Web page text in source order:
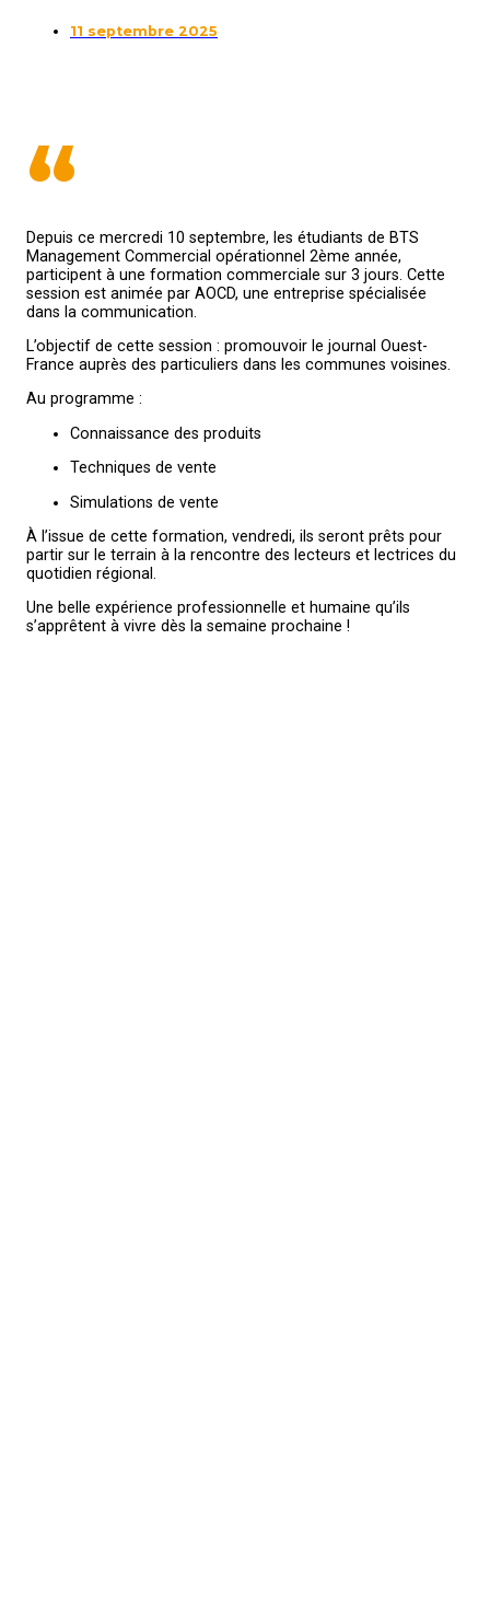
11 septembre 2025
“
Depuis ce mercredi 10 septembre, les étudiants de BTS
Management Commercial opérationnel 2ème année,
participent à une formation commerciale sur 3 jours. Cette
session est animée par AOCD, une entreprise spécialisée
dans la communication.
L’objectif de cette session : promouvoir le journal Ouest-
France auprès des particuliers dans les communes voisines.
Au programme :
Connaissance des produits
Techniques de vente
Simulations de vente
À l’issue de cette formation, vendredi, ils seront prêts pour
partir sur le terrain à la rencontre des lecteurs et lectrices du
quotidien régional.
Une belle expérience professionnelle et humaine qu’ils
s’apprêtent à vivre dès la semaine prochaine !